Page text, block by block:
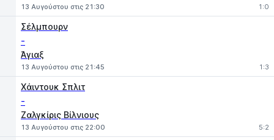
13 Αυγούστου στις 21:30 1:0
Σέλμπουρν
-
Άγιαξ
13 Αυγούστου στις 21:45 1:3
Χάιντουκ Σπλιτ
-
Ζαλγκίρις Βίλνιους
13 Αυγούστου στις 22:00 5:2